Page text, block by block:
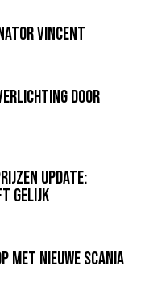
Vincent
door
update:
gelijk
met nieuwe Scania